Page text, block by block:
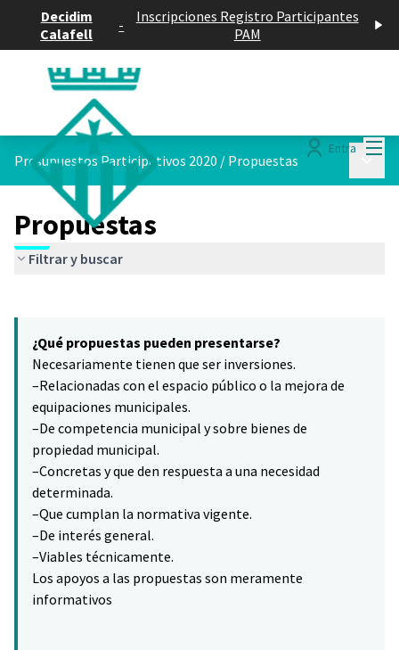
Decidim
Calafell
-
Inscripciones Registro Participantes
PAM
Entra
Presupuestos Participativos 2020 / Propuestas
Propuestas
Filtrar y buscar
−
¿Qué propuestas pueden presentarse?
Necesariamente tienen que ser inversiones.
–Relacionadas con el espacio público o la mejora de
equipaciones municipales.
–De competencia municipal y sobre bienes de
propiedad municipal.
–Concretas y que den respuesta a una necesidad
determinada.
–Que cumplan la normativa vigente.
–De interés general.
–Viables técnicamente.
Los apoyos a las propuestas son meramente
informativos